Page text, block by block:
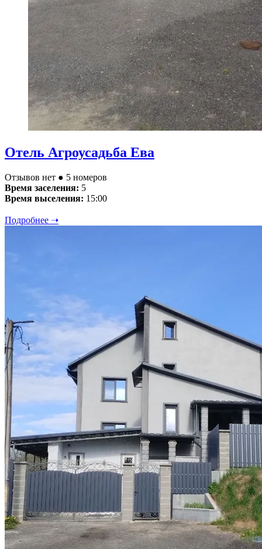
Отель Агроусадьба Ева
Отзывов нет ● 5 номеров
Время заселения: 5
Время выселения: 15:00
Подробнее ➝